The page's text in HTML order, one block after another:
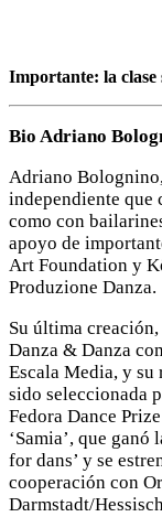
Importante: la clase
Bio Adriano
Adriano
independiente que
como con
apoyo de
Art Foundation y
Produzione Danza.
Su última creación,
Danza & Danza
Escala Media, y su
sido seleccionada
Fedora Dance
‘Samia’, que
for dans’ y se
cooperación con
Darmstadt/